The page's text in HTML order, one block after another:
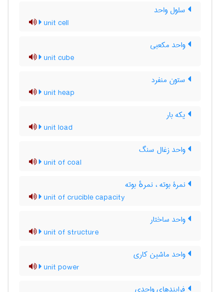
سلول واحد
unit cell
واحد مکعبی
unit cube
ستون منفرد
unit heap
یکه بار
unit load
واحد زغال سنگ
unit of coal
نمرۀ بوته ، نمرهٔ بوته
unit of crucible capacity
واحد ساختار
unit of structure
واحد ماشین کاری
unit power